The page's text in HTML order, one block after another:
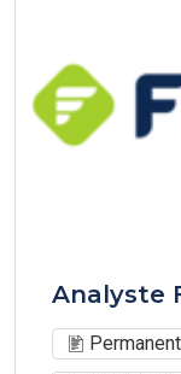
Analyste
Permanent